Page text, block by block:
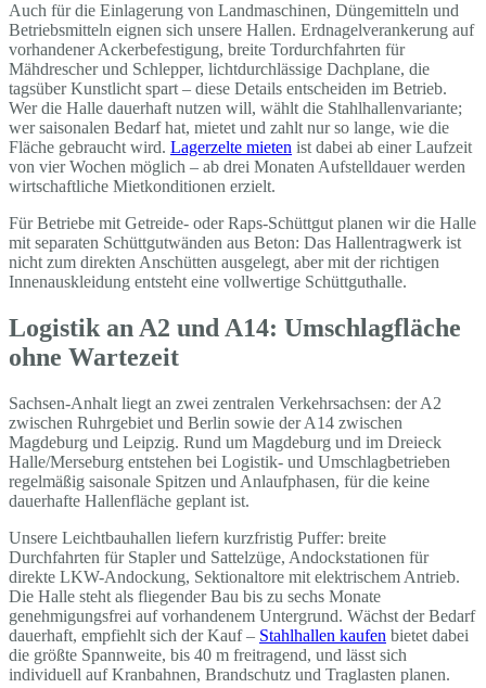
Auch für die Einlagerung von Landmaschinen, Düngemitteln und
Betriebsmitteln eignen sich unsere Hallen. Erdnagelverankerung auf
vorhandener Ackerbefestigung, breite Tordurchfahrten für
Mähdrescher und Schlepper, lichtdurchlässige Dachplane, die
tagsüber Kunstlicht spart – diese Details entscheiden im Betrieb.
Wer die Halle dauerhaft nutzen will, wählt die Stahlhallenvariante;
wer saisonalen Bedarf hat, mietet und zahlt nur so lange, wie die
Fläche gebraucht wird. Lagerzelte mieten ist dabei ab einer Laufzeit
von vier Wochen möglich – ab drei Monaten Aufstelldauer werden
wirtschaftliche Mietkonditionen erzielt.
Für Betriebe mit Getreide- oder Raps-Schüttgut planen wir die Halle
mit separaten Schüttgutwänden aus Beton: Das Hallentragwerk ist
nicht zum direkten Anschütten ausgelegt, aber mit der richtigen
Innenauskleidung entsteht eine vollwertige Schüttguthalle.
Logistik an A2 und A14: Umschlagfläche
ohne Wartezeit
Sachsen-Anhalt liegt an zwei zentralen Verkehrsachsen: der A2
zwischen Ruhrgebiet und Berlin sowie der A14 zwischen
Magdeburg und Leipzig. Rund um Magdeburg und im Dreieck
Halle/Merseburg entstehen bei Logistik- und Umschlagbetrieben
regelmäßig saisonale Spitzen und Anlaufphasen, für die keine
dauerhafte Hallenfläche geplant ist.
Unsere Leichtbauhallen liefern kurzfristig Puffer: breite
Durchfahrten für Stapler und Sattelzüge, Andockstationen für
direkte LKW-Andockung, Sektionaltore mit elektrischem Antrieb.
Die Halle steht als fliegender Bau bis zu sechs Monate
genehmigungsfrei auf vorhandenem Untergrund. Wächst der Bedarf
dauerhaft, empfiehlt sich der Kauf – Stahlhallen kaufen bietet dabei
die größte Spannweite, bis 40 m freitragend, und lässt sich
individuell auf Kranbahnen, Brandschutz und Traglasten planen.